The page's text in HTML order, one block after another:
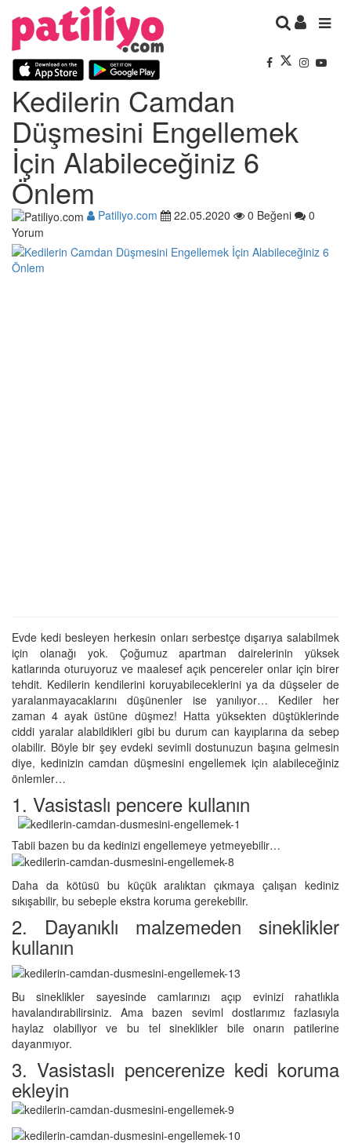
Kedilerin Camdan
Düşmesini Engellemek
İçin Alabileceğiniz 6
Önlem
Patiliyo.com 22.05.2020 0 Beğeni
0
Yorum
Evde kedi besleyen herkesin onları serbestçe dışarıya salabilmek
için olanağı yok. Çoğumuz apartman dairelerinin yüksek
katlarında oturuyoruz ve maalesef açık pencereler onlar için birer
tehdit. Kedilerin kendilerini koruyabileceklerini ya da düşseler de
yaralanmayacaklarını düşünenler ise yanılıyor… Kediler her
zaman 4 ayak üstüne düşmez! Hatta yüksekten düştüklerinde
ciddi yaralar alabildikleri gibi bu durum can kayıplarına da sebep
olabilir. Böyle bir şey evdeki sevimli dostunuzun başına gelmesin
diye, kedinizin camdan düşmesini engellemek için alabileceğiniz
önlemler…
1. Vasistaslı pencere kullanın
Tabii bazen bu da kedinizi engellemeye yetmeyebilir…
Daha da kötüsü bu küçük aralıktan çıkmaya çalışan kediniz
sıkışabilir, bu sebeple ekstra koruma gerekebilir.
2. Dayanıklı malzemeden sineklikler
kullanın
Bu sineklikler sayesinde camlarınızı açıp evinizi rahatlıkla
havalandırabilirsiniz. Ama bazen seviml dostlarımız fazlasıyla
haylaz olabiliyor ve bu tel sineklikler bile onarın patilerine
dayanmıyor.
3. Vasistaslı pencerenize kedi koruma
ekleyin